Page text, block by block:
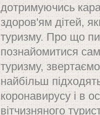
дотримуючись
здоров'ям дітей,
туризму. Про що
познайомитися
туризму,
найбільш
коронавирусу і в
вітчизняного